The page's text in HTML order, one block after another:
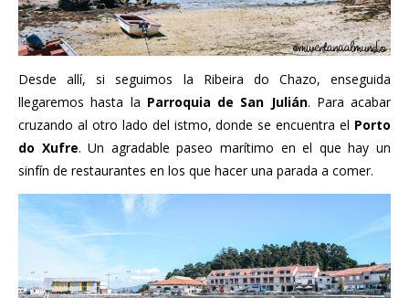
Desde allí, si seguimos la Ribeira do Chazo, enseguida
llegaremos hasta la Parroquia de San Julián. Para acabar
cruzando al otro lado del istmo, donde se encuentra el Porto
do Xufre. Un agradable paseo marítimo en el que hay un
sinfín de restaurantes en los que hacer una parada a comer.